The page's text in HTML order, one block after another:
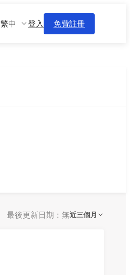
繁中 登入 免費註冊
最後更新日期：無近三個月